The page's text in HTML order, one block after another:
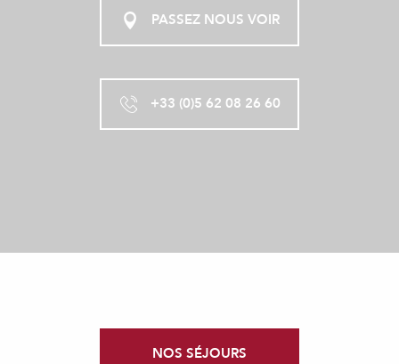
PASSEZ NOUS VOIR
+33 (0)5 62 08 26 60
NOS SÉJOURS